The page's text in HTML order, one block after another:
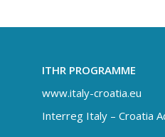
ITHR PROGRAMME
www.italy-croatia.eu
Interreg Italy – Croatia